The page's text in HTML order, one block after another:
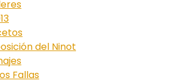
del Ninot
Fallas